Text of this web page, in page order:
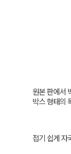
원본 판에서
박스 형태의
접기 쉽게 자